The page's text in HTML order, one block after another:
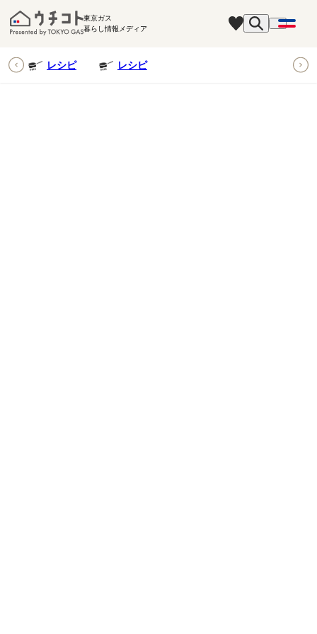
東京ガス
暮らし情報メディア
レシピ レシピ